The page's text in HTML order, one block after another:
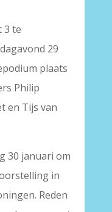
3 te
29
plaats
Philip
en Tijs van
30 januari om
in
Reden